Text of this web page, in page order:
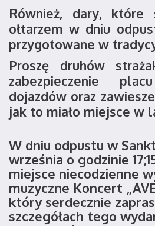
Również, dary, które
ołtarzem w dniu
przygotowane w
Proszę druhów
zabezpieczenie
dojazdów oraz
jak to miało miejsce w
W dniu odpustu w
września o godzinie
miejsce niecodzienne
muzyczne Koncert
który serdecznie
szczegółach tego